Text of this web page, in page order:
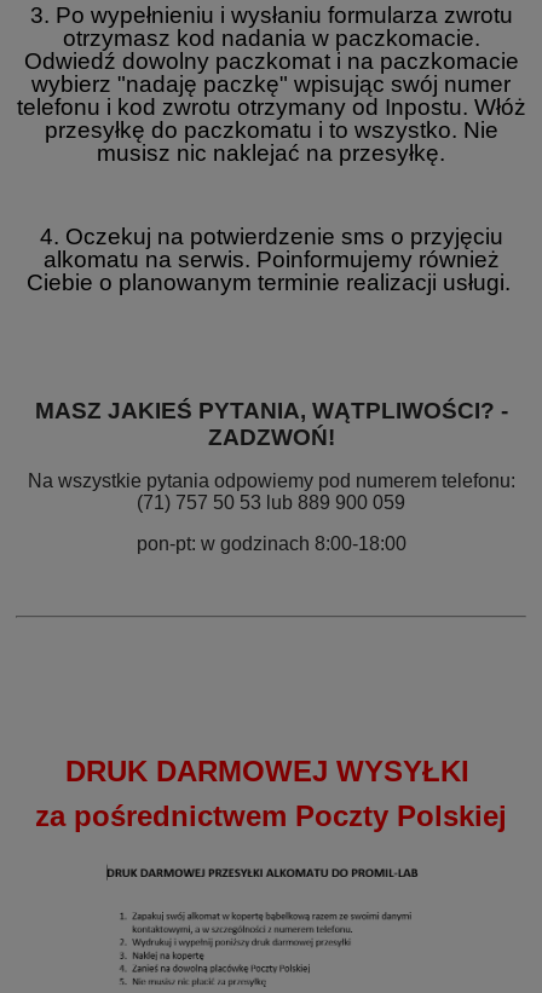
3. Po wypełnieniu i wysłaniu formularza zwrotu
otrzymasz kod nadania w paczkomacie.
Odwiedź dowolny paczkomat i na paczkomacie
wybierz "nadaję paczkę" wpisując swój numer
telefonu i kod zwrotu otrzymany od Inpostu. Włóż
przesyłkę do paczkomatu i to wszystko. Nie
musisz nic naklejać na przesyłkę.
4. Oczekuj na potwierdzenie sms o przyjęciu
alkomatu na serwis. Poinformujemy również
Ciebie o planowanym terminie realizacji usługi.
MASZ JAKIEŚ PYTANIA, WĄTPLIWOŚCI? -
ZADZWOŃ!
Na wszystkie pytania odpowiemy pod numerem telefonu:
(71) 757 50 53 lub 889 900 059
pon-pt: w godzinach 8:00-18:00
DRUK DARMOWEJ WYSYŁKI
za pośrednictwem Poczty Polskiej